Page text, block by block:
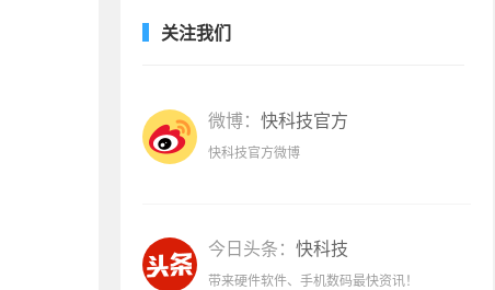
关注我们
微博： 快科技官方
快科技官方微博
今日头条： 快科技
带来硬件软件、手机数码最快资讯！